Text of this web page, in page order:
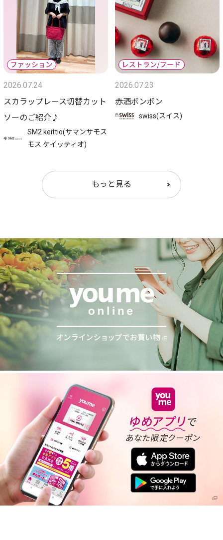
2026.07.24
スカラップレース切替カット
ソーのご紹介♪
SM2 keittio(サマンサモス
モス ケイッティオ)
2026.07.23
赤酒ボンボン
swiss(スイス)
もっと見る